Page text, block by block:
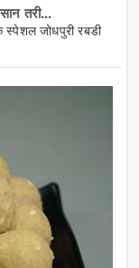
तरी...
जोधपुरी रबडी